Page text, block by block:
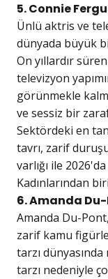
5. Connie
Ünlü aktris ve
dünyada büyük
On yıllardır
televizyon
görünmekle
ve sessiz bir
Sektördeki en
tavrı, zarif
varlığı ile
Kadınlarından
6. Amanda
Amanda Du-
zarif kamu
tarzı dünyasında
tarzı nedeniyle